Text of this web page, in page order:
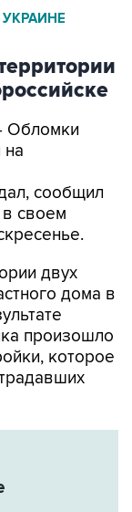
Обломки
сообщил
своем
двух
произошло
которое